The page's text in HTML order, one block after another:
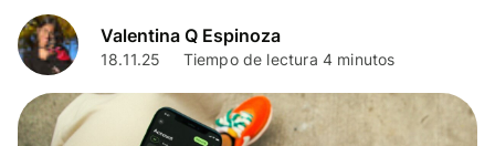
Valentina Q Espinoza
18.11.25 Tiempo de lectura 4 minutos